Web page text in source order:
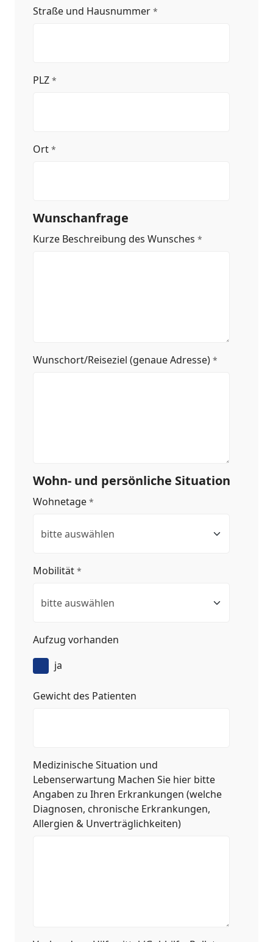
Straße und Hausnummer *
PLZ *
Ort *
Wunschanfrage
Kurze Beschreibung des Wunsches *
Wunschort/Reiseziel (genaue Adresse) *
Wohn- und persönliche Situation
Wohnetage *
Mobilität *
Aufzug vorhanden
ja
Gewicht des Patienten
Medizinische Situation und
Lebenserwartung Machen Sie hier bitte
Angaben zu Ihren Erkrankungen (welche
Diagnosen, chronische Erkrankungen,
Allergien & Unverträglichkeiten)